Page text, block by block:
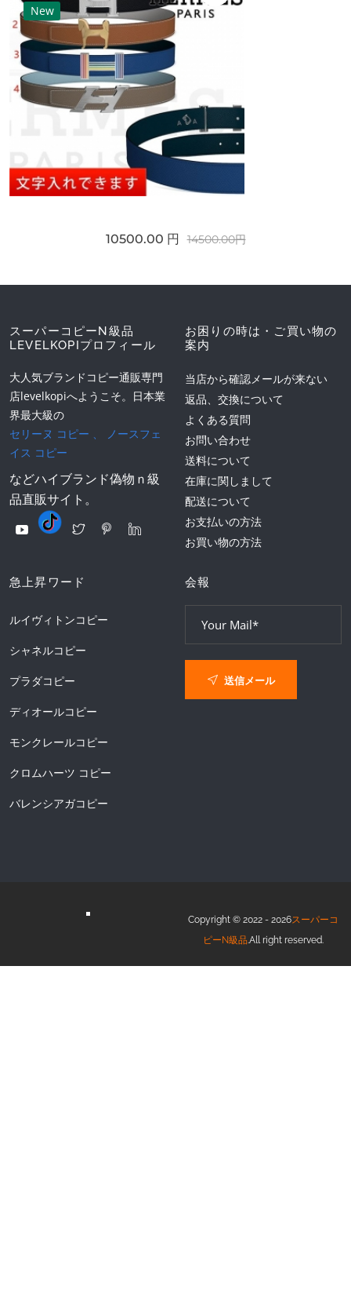
New
10500.00 円 14500.00円
スーパーコピーN級品
LEVELKOPIプロフィール
大人気ブランドコピー通販専門
店levelkopiへようこそ。日本業
界最大級の
セリーヌ コピー 、
ノースフェ
イス コピー
などハイブランド偽物ｎ級
品直販サイト。
お困りの時は・ご買い物の
案内
当店から確認メールが来ない
返品、交換について
よくある質問
お問い合わせ
送料について
在庫に関しまして
配送について
お支払いの方法
お買い物の方法
急上昇ワード
ルイヴィトンコピー
シャネルコピー
プラダコピー
ディオールコピー
モンクレールコピー
クロムハーツ コピー
バレンシアガコピー
会報
送信メール
Copyright © 2022 - 2026スーパーコ
ピーN級品.All right reserved.